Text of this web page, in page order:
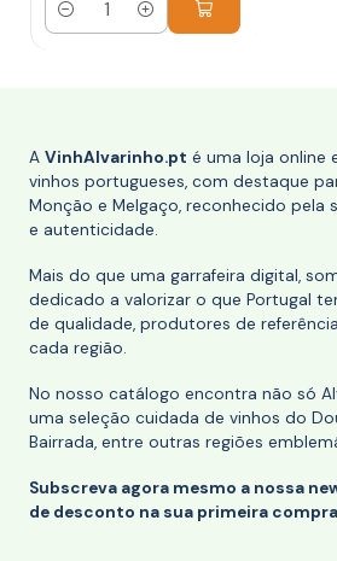
Quantidade
A VinhAlvarinho.pt é uma loja online
vinhos portugueses, com destaque
Monção e Melgaço, reconhecido pela
e autenticidade.
Mais do que uma garrafeira digital,
dedicado a valorizar o que Portugal
de qualidade, produtores de
cada região.
No nosso catálogo encontra não só
uma seleção cuidada de vinhos do
Bairrada, entre outras regiões
Subscreva agora mesmo a nossa
de desconto na sua primeira